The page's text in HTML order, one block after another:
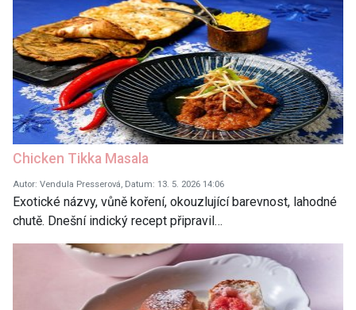
Chicken Tikka Masala
Autor: Vendula Presserová, Datum: 13. 5. 2026 14:06
Exotické názvy, vůně koření, okouzlující barevnost, lahodné
chutě. Dnešní indický recept připravil…